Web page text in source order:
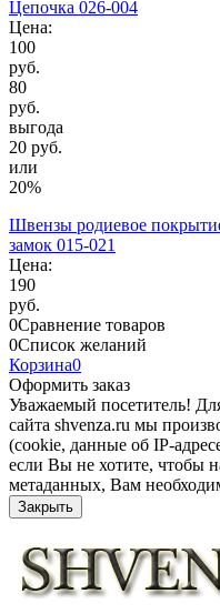
Цепочка 026-004
Цена:
100
руб.
80
руб.
выгода
20 руб.
или
20%
Швензы родиевое
замок 015-021
Цена:
190
руб.
0Сравнение товаров
0Список желаний
Корзина0
Оформить заказ
Уважаемый посетитель!
сайта shvenza.ru мы
(cookie, данные об IP-
если Вы не хотите, чтобы
метаданных, Вам
Закрыть